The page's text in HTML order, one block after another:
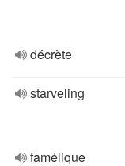
décrète
starveling
famélique